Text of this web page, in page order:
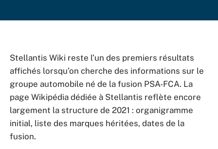
Stellantis Wiki reste l’un des premiers résultats
affichés lorsqu’on cherche des informations sur le
groupe automobile né de la fusion PSA-FCA. La
page Wikipédia dédiée à Stellantis reflète encore
largement la structure de 2021 : organigramme
initial, liste des marques héritées, dates de la
fusion.